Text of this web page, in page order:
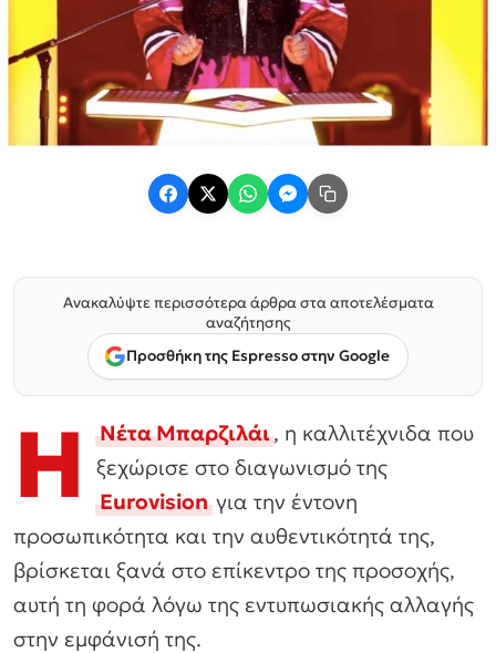
Ανακαλύψτε περισσότερα άρθρα στα αποτελέσματα
αναζήτησης
Προσθήκη της Espresso στην Google
Η Νέτα Μπαρζιλάι, η καλλιτέχνιδα που
ξεχώρισε στο διαγωνισμό της
Eurovision για την έντονη
προσωπικότητα και την αυθεντικότητά της,
βρίσκεται ξανά στο επίκεντρο της προσοχής,
αυτή τη φορά λόγω της εντυπωσιακής αλλαγής
στην εμφάνισή της.